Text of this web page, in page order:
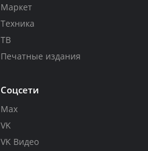
Маркет
Техника
ТВ
Печатные издания
Соцсети
Max
VK
VK Видео